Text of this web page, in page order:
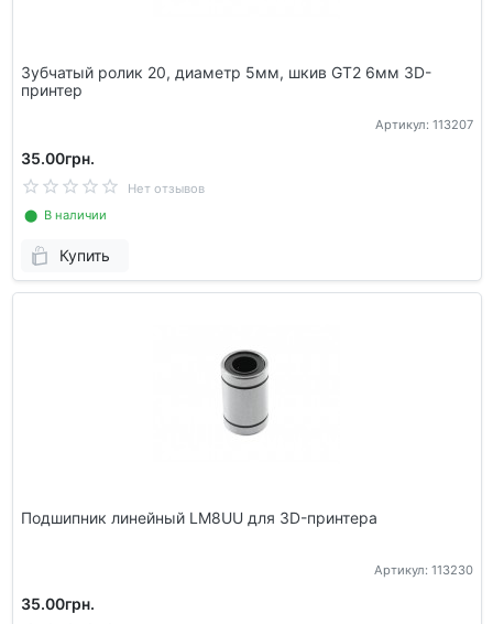
Зубчатый ролик 20, диаметр 5мм, шкив GT2 6мм 3D-
принтер
Артикул: 113207
35.00грн.
Нет отзывов
⬤ В наличии
Купить
Подшипник линейный LM8UU для 3D-принтера
Артикул: 113230
35.00грн.